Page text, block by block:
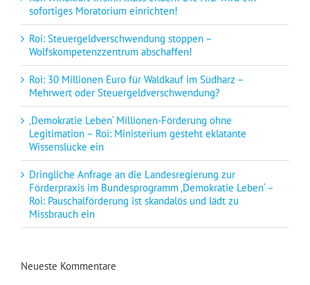
sofortiges Moratorium einrichten!
Roi: Steuergeldverschwendung stoppen –
Wolfskompetenzzentrum abschaffen!
Roi: 30 Millionen Euro für Waldkauf im Südharz –
Mehrwert oder Steuergeldverschwendung?
‚Demokratie Leben‘ Millionen-Förderung ohne
Legitimation – Roi: Ministerium gesteht eklatante
Wissenslücke ein
Dringliche Anfrage an die Landesregierung zur
Förderpraxis im Bundesprogramm ‚Demokratie Leben‘ –
Roi: Pauschalförderung ist skandalös und lädt zu
Missbrauch ein
Neueste Kommentare